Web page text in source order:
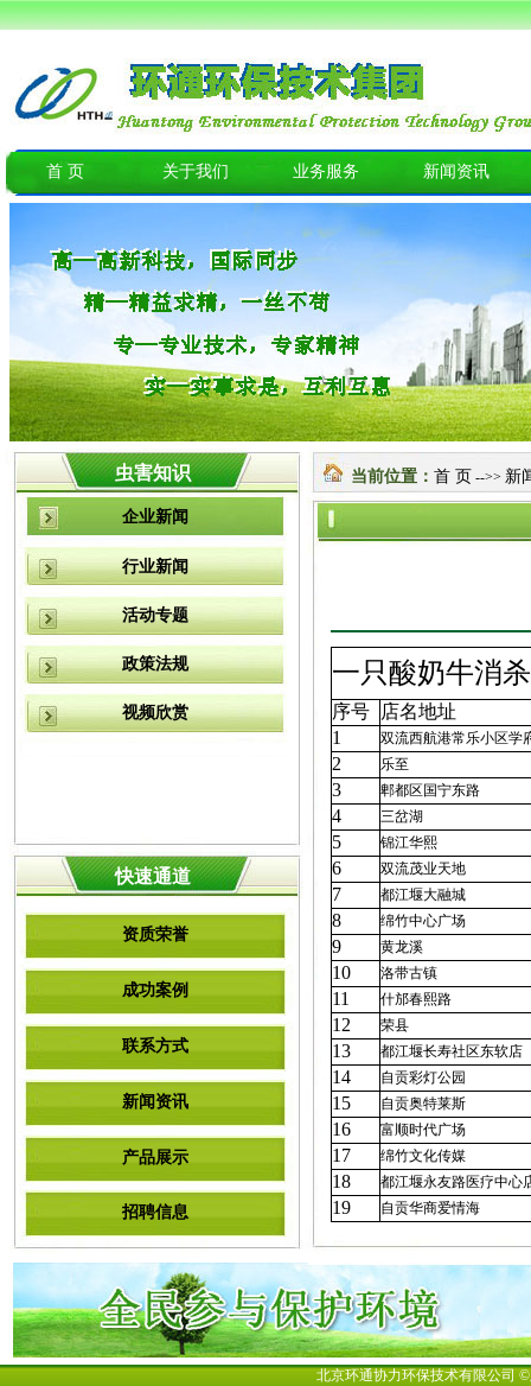
首 页 关于我们 业务服务 新闻资讯
虫害知识
企业新闻
行业新闻
活动专题
政策法规
视频欣赏
快速通道
资质荣誉
成功案例
联系方式
新闻资讯
产品展示
招聘信息
当前位置： 首 页 -->> 新
一只酸奶牛消
序号
店名地址
1
双流西航港常乐小区学
2 乐至
3 郫都区国宁东路
4 三岔湖
5 锦江华熙
6 双流茂业天地
7 都江堰大融城
8 绵竹中心广场
9 黄龙溪
10 洛带古镇
11 什邡春熙路
12 荣县
13 都江堰长寿社区东软店
14 自贡彩灯公园
15 自贡奥特莱斯
16 富顺时代广场
17 绵竹文化传媒
18 都江堰永友路医疗中心
19 自贡华商爱情海
北京环通协力环保技术有限公司 ©